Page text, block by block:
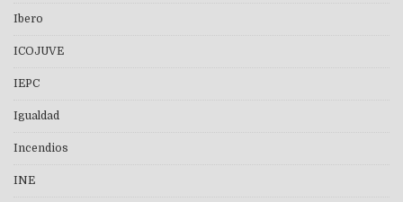
Ibero
ICOJUVE
IEPC
Igualdad
Incendios
INE